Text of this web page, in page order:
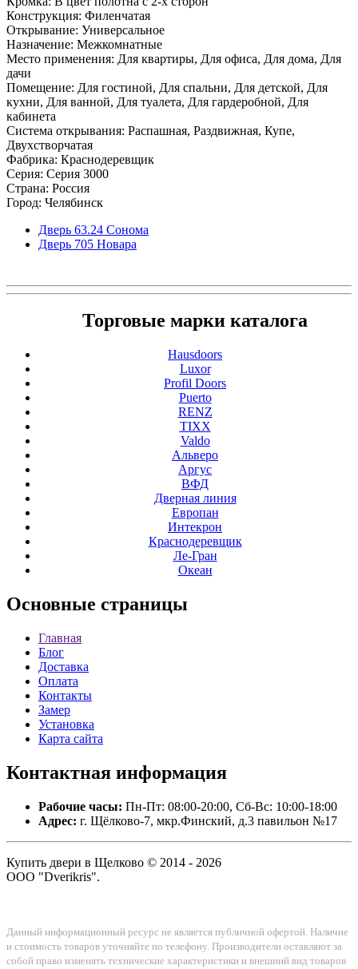
Конструкция: Филенчатая
Открывание: Универсальное
Назначение: Межкомнатные
Место применения: Для квартиры, Для офиса, Для дома, Для
дачи
Помещение: Для гостиной, Для спальни, Для детской, Для
кухни, Для ванной, Для туалета, Для гардеробной, Для
кабинета
Система открывания: Распашная, Раздвижная, Купе,
Двухстворчатая
Фабрика: Краснодеревщик
Серия: Серия 3000
Страна: Россия
Город: Челябинск
Дверь 63.24 Сонома
Дверь 705 Новара
Торговые марки каталога
Hausdoors
Luxor
Profil Doors
Puerto
RENZ
TIXX
Valdo
Альверо
Аргус
ВФД
Дверная линия
Европан
Интекрон
Краснодеревщик
Ле-Гран
Океан
Основные страницы
Главная
Блог
Доставка
Оплата
Контакты
Замер
Установка
Карта сайта
Контактная информация
Рабочие часы: Пн-Пт: 08:00-20:00, Сб-Вс: 10:00-18:00
Адрес: г. Щёлково-7, мкр.Финский, д.3 павильон №17
Купить двери в Щелково © 2014 - 2026
ООО "Dverikris".
Данный информационный ресурс не является публичной офертой. Наличие
и стоимость товаров уточняйте по телефону. Производители оставляют за
собой право изменять технические характеристики и внешний вид товаров